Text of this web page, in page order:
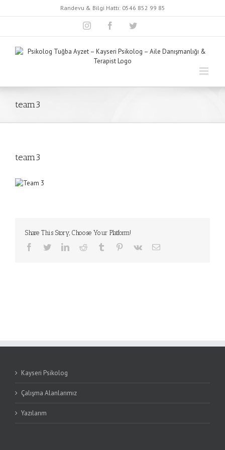
Randevu & Bilgi Hattı: 0546 852 99 85
InstagramFacebookTwitter
team3
team3
Share This Story, Choose Your Platform!
Facebook
TwitterLinkedInReddit Tumblr Pinterest
Vk Email
Kayseri Psikolog
Çalışma Alanlarımız
Yazılarım